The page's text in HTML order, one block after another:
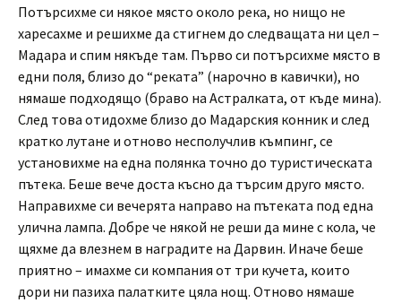
Потърсихме си някое място около река, но нищо не
харесахме и решихме да стигнем до следващата ни цел –
Мадара и спим някъде там. Първо си потърсихме място в
едни поля, близо до “реката” (нарочно в кавички), но
нямаше подходящо (браво на Астралката, от къде мина).
След това отидохме близо до Мадарския конник и след
кратко лутане и отново несполучлив къмпинг, се
установихме на една полянка точно до туристическата
пътека. Беше вече доста късно да търсим друго място.
Направихме си вечерята направо на пътеката под една
улична лампа. Добре че някой не реши да мине с кола, че
щяхме да влезнем в наградите на Дарвин. Иначе беше
приятно – имахме си компания от три кучета, които
дори ни пазиха палатките цяла нощ. Отново нямаше